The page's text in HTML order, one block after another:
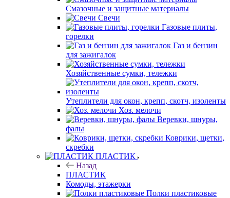
Смазочные и защитные материалы
Свечи
Газовые плиты,
горелки
Газ и бензин
для зажигалок
Хозяйственные сумки, тележки
Утеплители для окон, крепп, скотч, изоленты
Хоз. мелочи
Веревки, шнуры,
фалы
Коврики, щетки,
скребки
ПЛАСТИК
Назад
ПЛАСТИК
Комоды, этажерки
Полки пластиковые